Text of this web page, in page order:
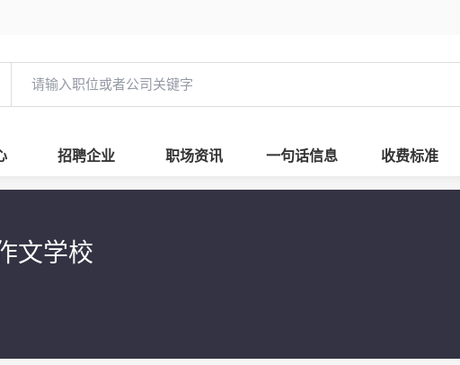
招聘企业 职场资讯 一句话信息 收费标准
文学校